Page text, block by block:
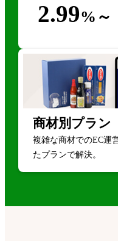
2.99%～
商材別プラン
複雑な商材でのEC運
たプランで解決。